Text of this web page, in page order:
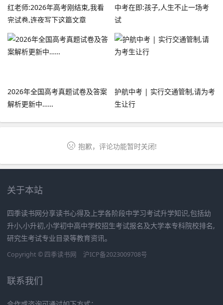
红老师:2026年高考刚结束,我看
完试卷,连夜写下这篇文章
中考在即:孩子,人生不止一场考
试
2026年全国高考真题试卷及答案
解析更新中……
护航中考 | 实行交通管制,请为考
生让行
抱歉，评论功能暂时关闭!
关于本站
四季读书网分享读书心得及上学各阶段中学习考试升学知识,包括幼
升小,小升初,小学初中高中学校招生考试报名及大学本专科院校排名,
研究生考试专业目录等教育资讯。
Copyright © 四季读书网 沪ICP备2023009708号
联系我们